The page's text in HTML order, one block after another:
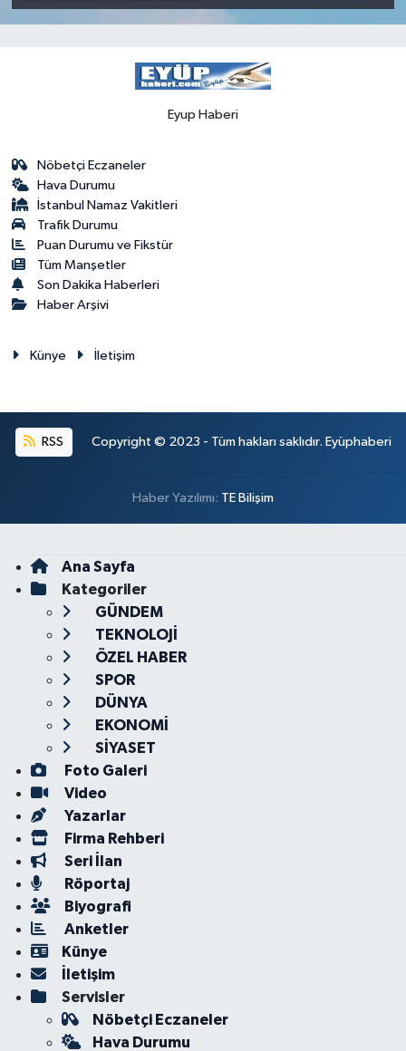
Eyup Haberi
Nöbetçi Eczaneler
Hava Durumu
İstanbul Namaz Vakitleri
Trafik Durumu
Puan Durumu ve Fikstür
Tüm Manşetler
Son Dakika Haberleri
Haber Arşivi
Künye İletişim
RSS Copyright © 2023 - Tüm hakları saklıdır. Eyüphaberi
Haber Yazılımı: TE Bilişim
Ana Sayfa
Kategoriler
GÜNDEM
TEKNOLOJİ
ÖZEL HABER
SPOR
DÜNYA
EKONOMİ
SİYASET
Foto Galeri
Video
Yazarlar
Firma Rehberi
Seri İlan
Röportaj
Biyografi
Anketler
Künye
İletişim
Servisler
Nöbetçi Eczaneler
Hava Durumu